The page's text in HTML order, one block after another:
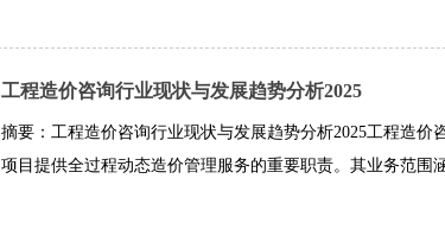
工程造价咨询行业现状与发展趋势分析2025
摘要：工程造价咨询行业现状与发展趋势分析2025工程造
项目提供全过程动态造价管理服务的重要职责。其业务范围